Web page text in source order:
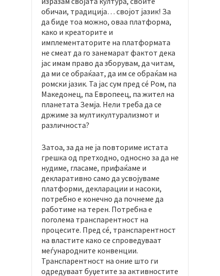
обичаи, традиција… својот јазик! За
да биде тоа можно, оваа платформа,
како и креаторите и
имплементаторите на платформата
не смеат да го занемарат фактот дека
јас имам право да зборувам, да читам,
да ми се обраќаат, да им се обраќам на
ромски јазик. Та јас сум пред сé Ром, па
Македонец, па Европеец, па жител на
планетата Земја. Нели треба да се
држиме за мултикултурализмот и
различноста?
Затоа, за да не ја повториме истата
грешка од претходно, односно за да не
нудиме, гласаме, прифаќаме и
декларативно само да усвојуваме
платформи, декларации и насоки,
потребно е конечно да почнеме да
работиме на терен. Потребна е
поголема транспарентност на
процесите. Пред сé, транспарентност
на властите како се спроведуваат
меѓународните конвенции.
Транспарентност на оние што ги
одредуваат буџетите за активностите